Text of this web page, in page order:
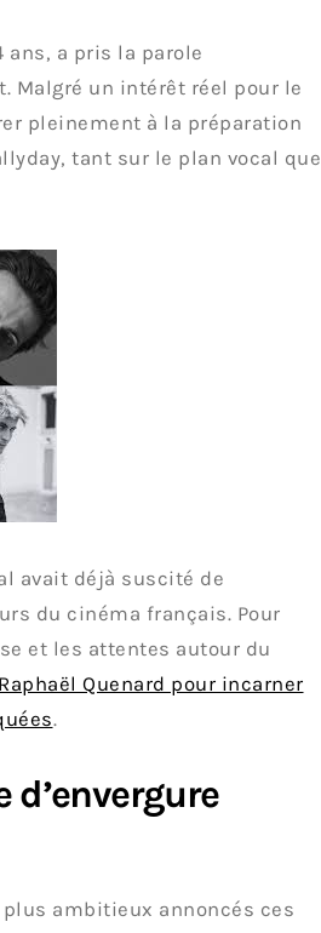
ans, a pris la parole
Malgré un intérêt réel pour le
pleinement à la préparation
tant sur le plan vocal que
avait déjà suscité de
du cinéma français. Pour
et les attentes autour du
Quenard pour incarner
.
ambitieux annoncés ces